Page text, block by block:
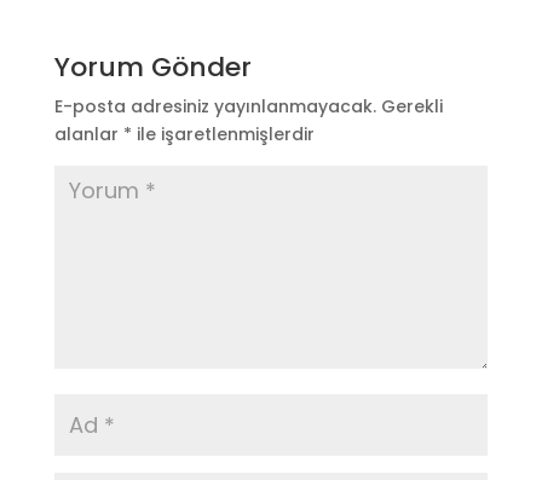
Yorum Gönder
E-posta adresiniz yayınlanmayacak. Gerekli
alanlar * ile işaretlenmişlerdir